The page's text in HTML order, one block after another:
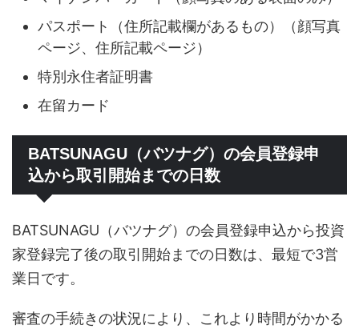
パスポート（住所記載欄があるもの）（顔写真
ページ、住所記載ページ）
特別永住者証明書
在留カード
BATSUNAGU（バツナグ）の会員登録申
込から取引開始までの日数
BATSUNAGU（バツナグ）の会員登録申込から投資
家登録完了後の取引開始までの日数は、最短で3営
業日です。
審査の手続きの状況により、これより時間がかかる